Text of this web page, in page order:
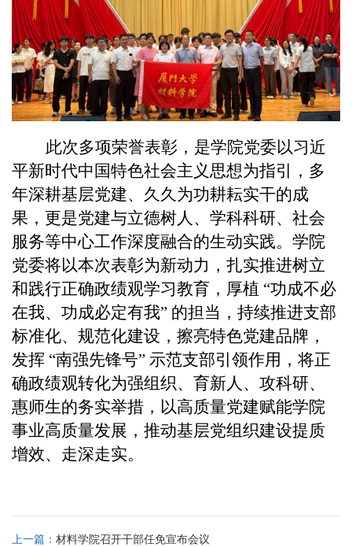
此次多项荣誉表彰，是学院党委以习近
平新时代中国特色社会主义思想为指引，多
年深耕基层党建、久久为功耕耘实干的成
果，更是党建与立德树人、学科科研、社会
服务等中心工作深度融合的生动实践。学院
党委将以本次表彰为新动力，扎实推进树立
和践行正确政绩观学习教育，厚植 “功成不必
在我、功成必定有我” 的担当，持续推进支部
标准化、规范化建设，擦亮特色党建品牌，
发挥 “南强先锋号” 示范支部引领作用，将正
确政绩观转化为强组织、育新人、攻科研、
惠师生的务实举措，以高质量党建赋能学院
事业高质量发展，推动基层党组织建设提质
增效、走深走实。
上一篇： 材料学院召开干部任免宣布会议